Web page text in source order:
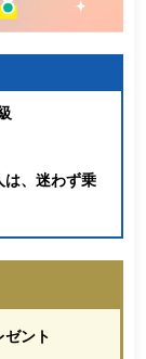
は、迷わず乗
ゼント